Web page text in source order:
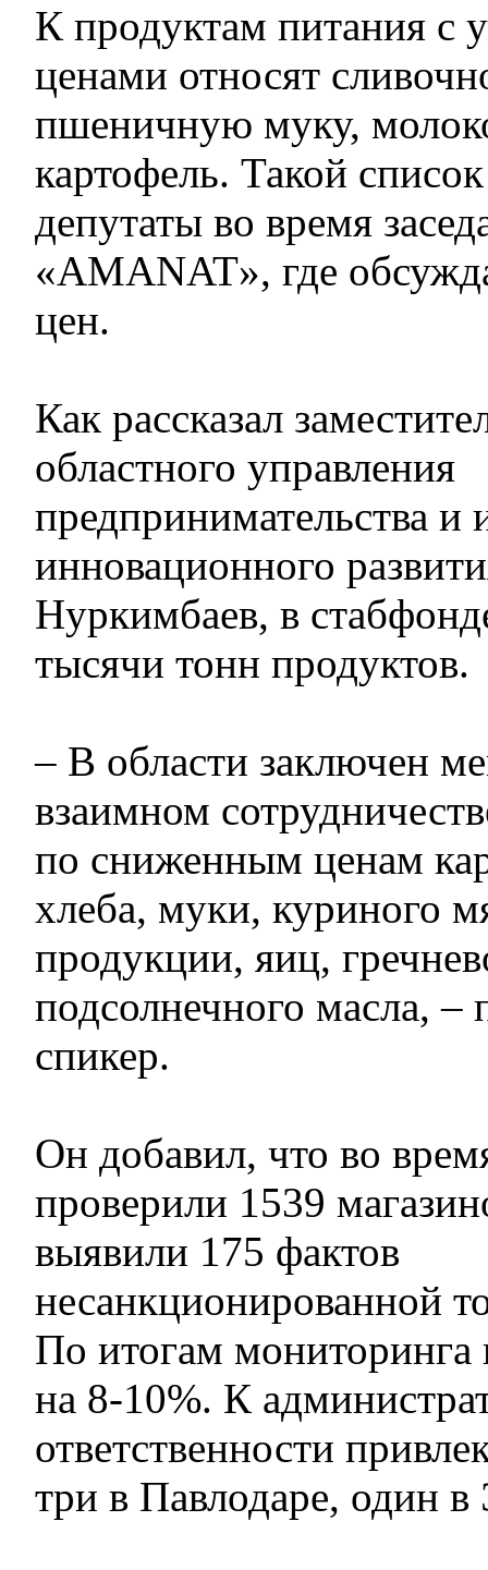
К продуктам питания с
ценами относят
пшеничную муку,
картофель. Такой
депутаты во время
«AMANAT», где
цен.
Как рассказал
областного управления
предпринимательства и
инновационного
Нуркимбаев, в
тысячи тонн продуктов.
– В области заключен
взаимном
по сниженным ценам
хлеба, муки, куриного
продукции, яиц,
подсолнечного масла, –
спикер.
Он добавил, что во
проверили 1539
выявили 175 фактов
несанкционированной
По итогам мониторинга
на 8-10%. К
ответственности
три в Павлодаре, один в